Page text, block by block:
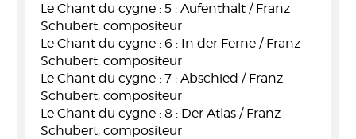
Le Chant du cygne : 5 : Aufenthalt / Franz
Schubert, compositeur
Le Chant du cygne : 6 : In der Ferne / Franz
Schubert, compositeur
Le Chant du cygne : 7 : Abschied / Franz
Schubert, compositeur
Le Chant du cygne : 8 : Der Atlas / Franz
Schubert, compositeur